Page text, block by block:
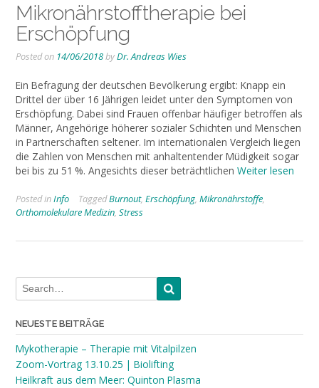
Mikronährstofftherapie bei
Erschöpfung
Posted on 14/06/2018byDr. Andreas Wies
Ein Befragung der deutschen Bevölkerung ergibt: Knapp ein
Drittel der über 16 Jährigen leidet unter den Symptomen von
Erschöpfung. Dabei sind Frauen offenbar häufiger betroffen als
Männer, Angehörige höherer sozialer Schichten und Menschen
in Partnerschaften seltener. Im internationalen Vergleich liegen
die Zahlen von Menschen mit anhaltentender Müdigkeit sogar
bei bis zu 51 %. Angesichts dieser beträchtlichen Weiter lesen
Posted inInfo TaggedBurnout, Erschöpfung, Mikronährstoffe,
Orthomolekulare Medizin, Stress
NEUESTE BEITRÄGE
Mykotherapie – Therapie mit Vitalpilzen
Zoom-Vortrag 13.10.25 | Biolifting
Heilkraft aus dem Meer: Quinton Plasma